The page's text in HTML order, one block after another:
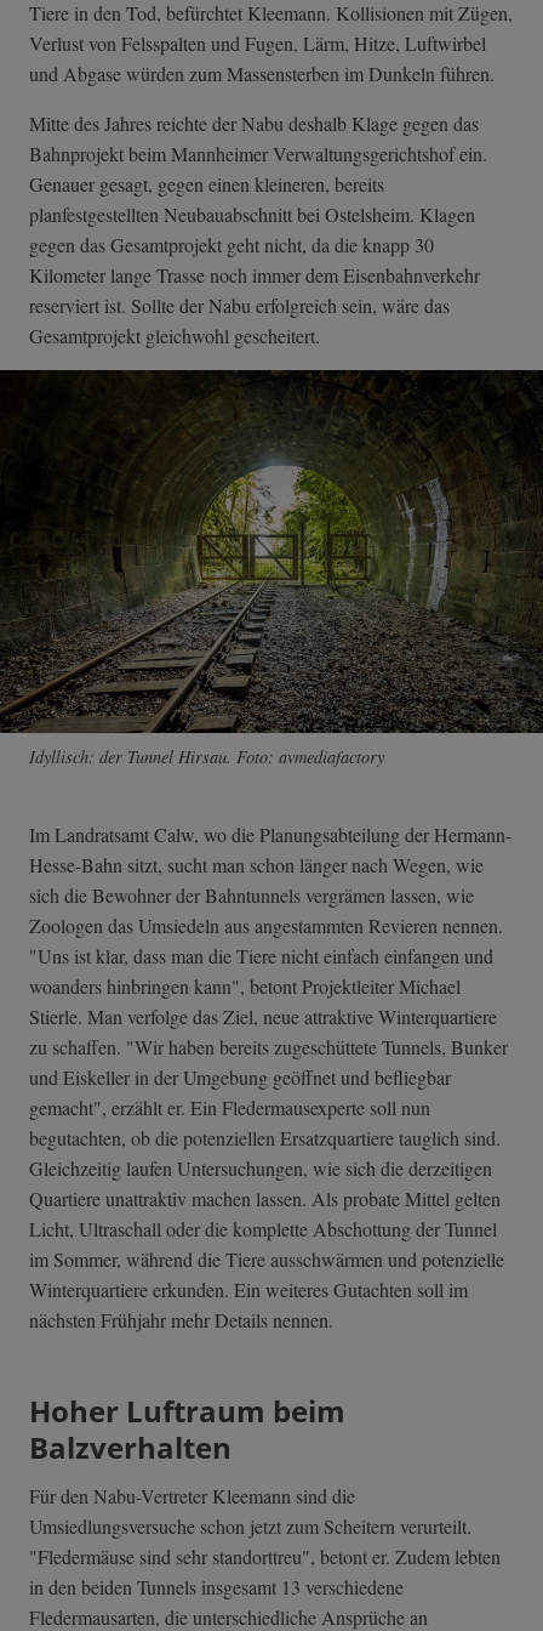
Tiere in den Tod, befürchtet Kleemann. Kollisionen mit Zügen,
Verlust von Felsspalten und Fugen, Lärm, Hitze, Luftwirbel
und Abgase würden zum Massensterben im Dunkeln führen.
Mitte des Jahres reichte der Nabu deshalb Klage gegen das
Bahnprojekt beim Mannheimer Verwaltungsgerichtshof ein.
Genauer gesagt, gegen einen kleineren, bereits
planfestgestellten Neubauabschnitt bei Ostelsheim. Klagen
gegen das Gesamtprojekt geht nicht, da die knapp 30
Kilometer lange Trasse noch immer dem Eisenbahnverkehr
reserviert ist. Sollte der Nabu erfolgreich sein, wäre das
Gesamtprojekt gleichwohl gescheitert.
Idyllisch: der Tunnel Hirsau. Foto: avmediafactory
Im Landratsamt Calw, wo die Planungsabteilung der Hermann-
Hesse-Bahn sitzt, sucht man schon länger nach Wegen, wie
sich die Bewohner der Bahntunnels vergrämen lassen, wie
Zoologen das Umsiedeln aus angestammten Revieren nennen.
"Uns ist klar, dass man die Tiere nicht einfach einfangen und
woanders hinbringen kann", betont Projektleiter Michael
Stierle. Man verfolge das Ziel, neue attraktive Winterquartiere
zu schaffen. "Wir haben bereits zugeschüttete Tunnels, Bunker
und Eiskeller in der Umgebung geöffnet und befliegbar
gemacht", erzählt er. Ein Fledermausexperte soll nun
begutachten, ob die potenziellen Ersatzquartiere tauglich sind.
Gleichzeitig laufen Untersuchungen, wie sich die derzeitigen
Quartiere unattraktiv machen lassen. Als probate Mittel gelten
Licht, Ultraschall oder die komplette Abschottung der Tunnel
im Sommer, während die Tiere ausschwärmen und potenzielle
Winterquartiere erkunden. Ein weiteres Gutachten soll im
nächsten Frühjahr mehr Details nennen.
Hoher Luftraum beim
Balzverhalten
Für den Nabu-Vertreter Kleemann sind die
Umsiedlungsversuche schon jetzt zum Scheitern verurteilt.
"Fledermäuse sind sehr standorttreu", betont er. Zudem lebten
in den beiden Tunnels insgesamt 13 verschiedene
Fledermausarten, die unterschiedliche Ansprüche an